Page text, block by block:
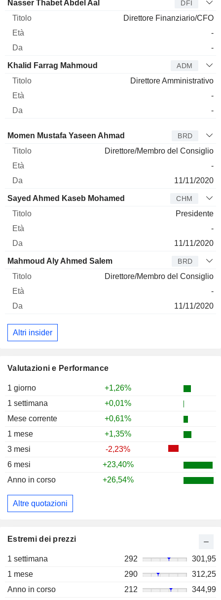
Valutazioni e Performance
1 giorno
+1,26%
1 settimana
+0,01%
Mese corrente
+0,61%
1 mese
+1,35%
3 mesi
-2,23%
6 mesi
+23,40%
Anno in corso
+26,54%
Altre quotazioni
Estremi dei prezzi
1 settimana 292
301,95
1 mese
290
312,25
Anno in corso
212
344,99
Nasser Thabet Abdel Aal DFI
Direttore Finanziario/CFO
-
-
Khalid Farrag Mahmoud ADM
Direttore Amministrativo
-
-
Amministratore Titolo Età Da
Momen Mustafa Yaseen Ahmad BRD
Direttore/Membro del Consiglio
-
11/11/2020
Sayed Ahmed Kaseb Mohamed CHM
Presidente
-
11/11/2020
Mahmoud Aly Ahmed Salem BRD
Direttore/Membro del Consiglio
-
11/11/2020
Altri insider